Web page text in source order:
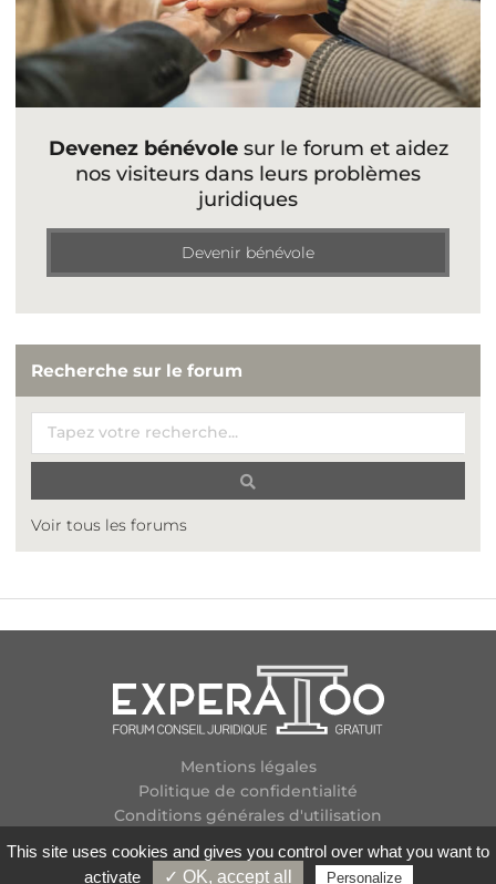
Devenez bénévolesur le forum et aidez
nos visiteurs dans leurs problèmes
juridiques
Devenir bénévole
Recherche sur le forum
Voir tous les forums
Mentions légales
Politique de confidentialité
Conditions générales d'utilisation
Contactez-nous
This site uses cookies and gives you control over what you want to
activate
✓ OK, accept all Personalize